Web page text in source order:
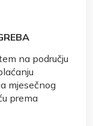
na području
mjesečnog
prema